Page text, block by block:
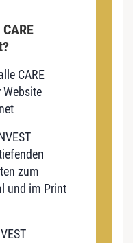
CARE
Website
zum
und im Print